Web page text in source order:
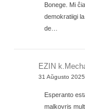
Bonege. Mi
demokratiigi
de…
EZIN
31 Aŭgusto 2025
Esperanto
malkovris